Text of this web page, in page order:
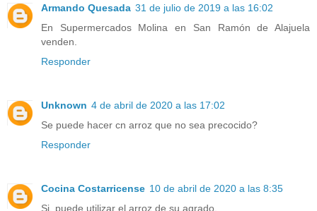
Armando Quesada 31 de julio de 2019 a las 16:02
En Supermercados Molina en San Ramón de Alajuela
venden.
Responder
Unknown 4 de abril de 2020 a las 17:02
Se puede hacer cn arroz que no sea precocido?
Responder
Cocina Costarricense 10 de abril de 2020 a las 8:35
Si, puede utilizar el arroz de su agrado.